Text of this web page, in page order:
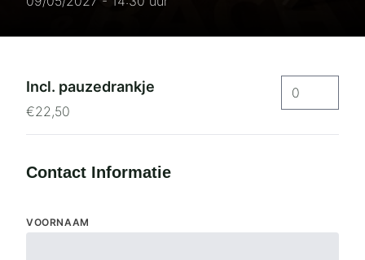
Incl. pauzedrankje
€22,50
Contact Informatie
VOORNAAM